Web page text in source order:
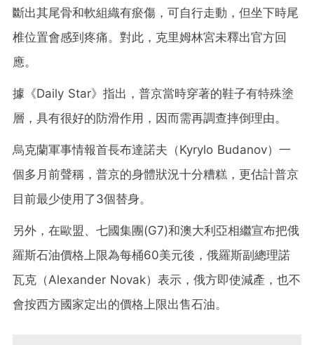
斷出其尾骨和軟組織有瘀傷，可自行走動，但坐下時尾
椎位置會感到疼痛。對此，克里姆林宮未釋出官方回
應。
據《Daily Star》指出，普京當時穿著的鞋子有特殊塗
層，具有很好的防滑作用，因而需再調查摔倒理由。
烏克蘭軍事情報首長布達諾夫（Kyrylo Budanov）一
個多月前聲稱，普京的身體狀況十分糟糕，更估計普京
目前最少使用了3個替身。
另外，在歐盟、七國集團(G7)和澳大利亞相繼宣布把俄
羅斯石油價格上限為每桶60美元後，俄羅斯副總理諾
瓦克（Alexander Novak）表示，俄方即使減產，也不
會按西方國家定出的價格上限出售石油。